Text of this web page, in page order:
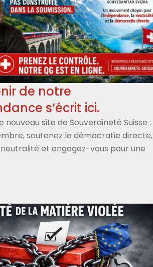
de notre
s’écrit ici.
nouveau site de Souveraineté Suisse :
soutenez la démocratie directe,
et engagez-vous pour une